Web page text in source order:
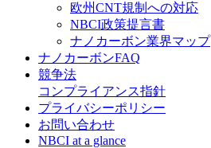
欧州CNT規制への対応
NBCI政策提言書
ナノカーボン業界マップ
ナノカーボンFAQ
競争法
コンプライアンス指針
プライバシーポリシー
お問い合わせ
NBCI at a glance